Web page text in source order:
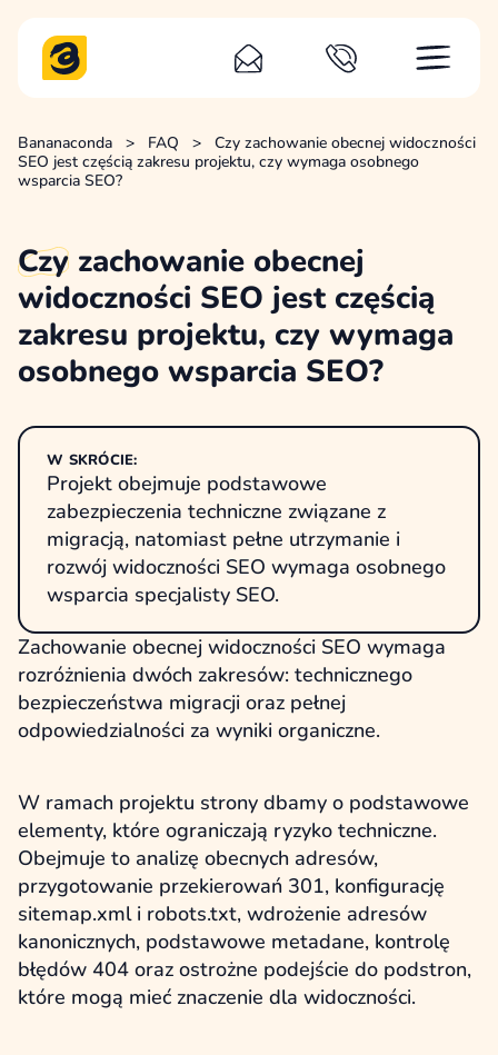
Bananaconda > FAQ >
Czy zachowanie obecnej widoczności
SEO jest częścią zakresu projektu, czy wymaga osobnego
wsparcia SEO?
Czy zachowanie obecnej
widoczności SEO jest częścią
zakresu projektu, czy wymaga
osobnego wsparcia SEO?
W SKRÓCIE:
Projekt obejmuje podstawowe
zabezpieczenia techniczne związane z
migracją, natomiast pełne utrzymanie i
rozwój widoczności SEO wymaga osobnego
wsparcia specjalisty SEO.
Zachowanie obecnej widoczności SEO wymaga
rozróżnienia dwóch zakresów: technicznego
bezpieczeństwa migracji oraz pełnej
odpowiedzialności za wyniki organiczne.
W ramach projektu strony dbamy o podstawowe
elementy, które ograniczają ryzyko techniczne.
Obejmuje to analizę obecnych adresów,
przygotowanie przekierowań 301, konfigurację
sitemap.xml i robots.txt, wdrożenie adresów
kanonicznych, podstawowe metadane, kontrolę
błędów 404 oraz ostrożne podejście do podstron,
które mogą mieć znaczenie dla widoczności.